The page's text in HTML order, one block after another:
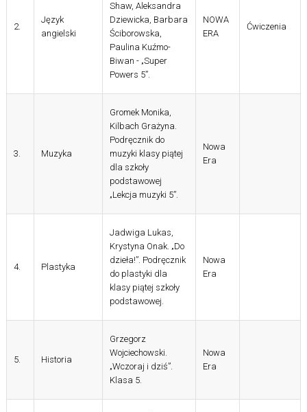
2.
Język
angielski
Shaw, Aleksandra
Dziewicka, Barbara
Ściborowska,
Paulina Kuźmo-
Biwan - „Super
Powers 5”.
NOWA
ERA
Ćwiczenia
3. Muzyka
Gromek Monika,
Kilbach Grażyna.
Podręcznik do
muzyki klasy piątej
dla szkoły
podstawowej
„Lekcja muzyki 5”.
Nowa
Era
4. Plastyka
Jadwiga Lukas,
Krystyna Onak. „Do
dzieła!”. Podręcznik
do plastyki dla
klasy piątej szkoły
podstawowej.
Nowa
Era
5. Historia
Grzegorz
Wojciechowski.
„Wczoraj i dziś”.
Klasa 5.
Nowa
Era